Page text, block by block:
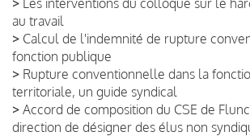
au travail
> Calcul de l'indemnité de rupture
fonction publique
> Rupture conventionnelle dans la
territoriale, un guide syndical
> Accord de composition du CSE de
direction de désigner des élus non